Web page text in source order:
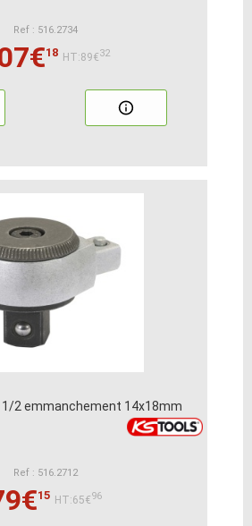
Ref : 516.2734
18 HT:89€32
2 emmanchement 14x18mm
Ref : 516.2712
15 HT:65€96